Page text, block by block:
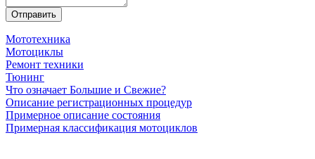
Мототехника
Мотоциклы
Ремонт техники
Тюнинг
Что означает Большие и Свежие?
Описание регистрационных процедур
Примерное описание состояния
Примерная классификация мотоциклов